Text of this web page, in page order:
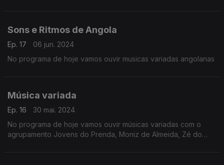
Sons e Ritmos de Angola
Ep. 17
06 jun. 2024
No programa de hoje vamos ouvir musicas variadas angolanas
Música variada
Ep. 16
30 mai. 2024
No programa de hoje vamos ouvir músicas variadas com o
agrupamento Jovens do Prenda, Moniz de Almeida, Zé do